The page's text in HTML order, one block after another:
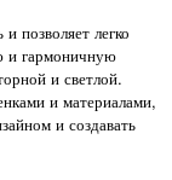
позволяет легко
и гармоничную
и светлой.
и материалами,
и создавать